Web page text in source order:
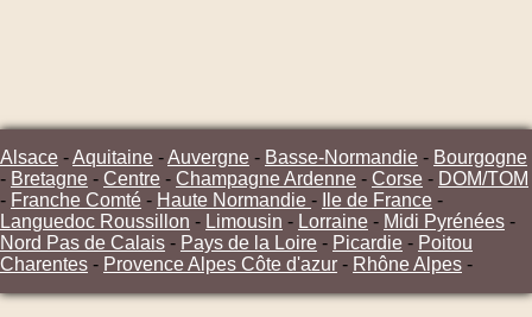
Alsace -Aquitaine -Auvergne - Basse-Normandie - Bourgogne
- Bretagne - Centre - Champagne Ardenne - Corse - DOM/TOM
- Franche Comté - Haute Normandie - Ile de France -
Languedoc Roussillon - Limousin - Lorraine - Midi Pyrénées -
Nord Pas de Calais - Pays de la Loire - Picardie - Poitou
Charentes - Provence Alpes Côte d'azur - Rhône Alpes -